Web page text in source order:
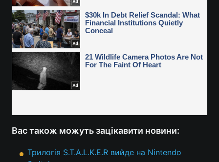
Вас також можуть зацікавити новини:
Трилогія S.T.A.L.K.E.R вийде на Nintendo